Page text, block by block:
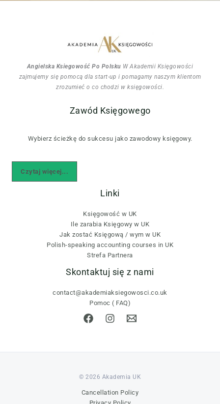
Angielska Ksiegowość Po Polsku W Akademii Księgowości
zajmujemy się pomocą dla start-up i pomagamy naszym klientom
zrozumieć o co chodzi w księgowości.
Zawód Księgowego
Wybierz ścieżkę do sukcesu jako zawodowy księgowy.
Czytaj więcej...
Linki
Księgowość w UK
Ile zarabia Księgowy w UK
Jak zostać Księgową / wym w UK
Polish-speaking accounting courses in UK
Strefa Partnera
Skontaktuj się z nami
contact@akademiaksiegowosci.co.uk
Pomoc ( FAQ)
© 2026 Akademia UK
Cancellation Policy